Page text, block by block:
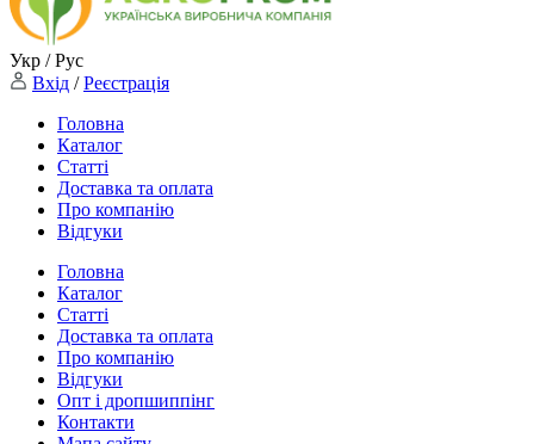
Укр / Рус
Вхід / Реєстрація
Головна
Каталог
Статті
Доставка та оплата
Про компанію
Відгуки
Головна
Каталог
Статті
Доставка та оплата
Про компанію
Відгуки
Опт і дропшиппінг
Контакти